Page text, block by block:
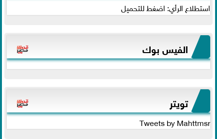
استطلاع الرأي: اضغط للتحميل
الفيس بوك
تويتر
Tweets by Mahttmsr